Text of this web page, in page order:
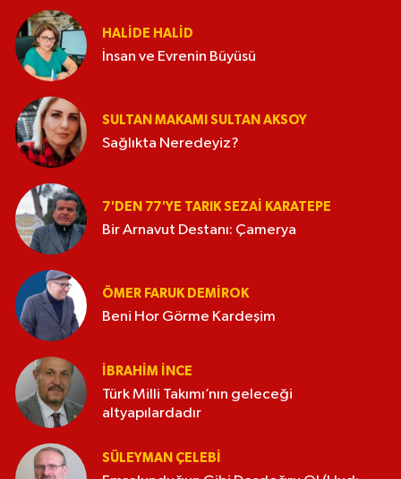
HALIDE HALID
İnsan ve Evrenin Büyüsü
SULTAN MAKAMI SULTAN AKSOY
Sağlıkta Neredeyiz?
7'DEN 77'YE TARIK SEZAI KARATEPE
Bir Arnavut Destanı: Çamerya
ÖMER FARUK DEMIROK
Beni Hor Görme Kardeşim
İBRAHIM İNCE
Türk Milli Takımı’nın geleceği
altyapılardadır
SÜLEYMAN ÇELEBI